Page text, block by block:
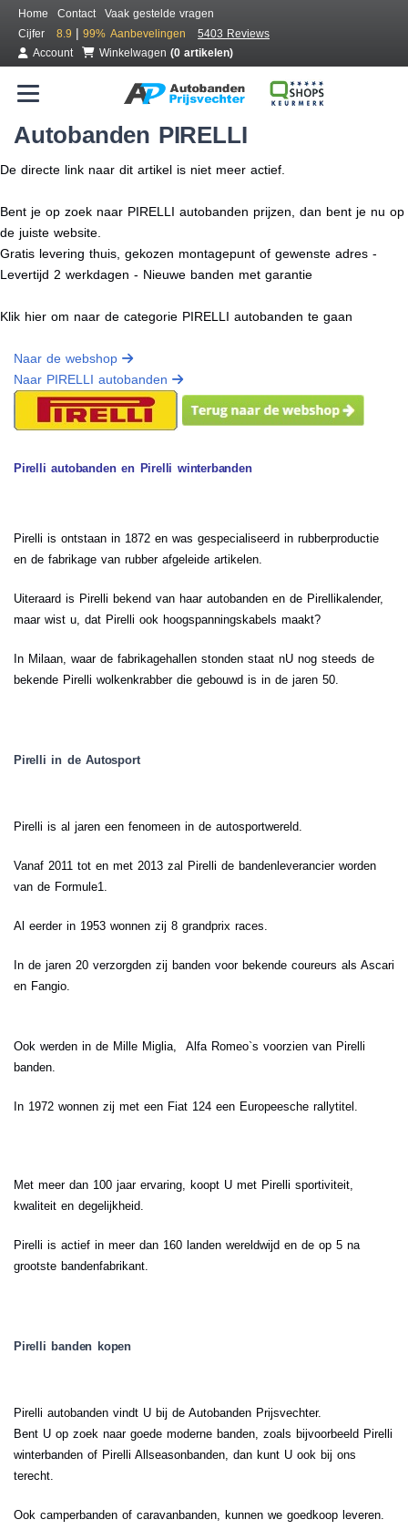
Home Contact
Vaak gestelde vragen
Cijfer
8.9 | 99% Aanbevelingen
5403 Reviews
Account
Winkelwagen (0 artikelen)
Autobanden PIRELLI
De directe link naar dit artikel is niet meer actief.
Bent je op zoek naar PIRELLI autobanden prijzen, dan bent je nu op
de juiste website.
Gratis levering thuis, gekozen montagepunt of gewenste adres -
Levertijd 2 werkdagen - Nieuwe banden met garantie
Klik hier om naar de categorie PIRELLI autobanden te gaan
Naar de webshop
Naar PIRELLI autobanden
Pirelli autobanden en Pirelli winterbanden
Pirelli is ontstaan in 1872 en was gespecialiseerd in rubberproductie
en de fabrikage van rubber afgeleide artikelen.
Uiteraard is Pirelli bekend van haar autobanden en de Pirellikalender,
maar wist u, dat Pirelli ook hoogspanningskabels maakt?
In Milaan, waar de fabrikagehallen stonden staat nU nog steeds de
bekende Pirelli wolkenkrabber die gebouwd is in de jaren 50.
Pirelli in de Autosport
Pirelli is al jaren een fenomeen in de autosportwereld.
Vanaf 2011 tot en met 2013 zal Pirelli de bandenleverancier worden
van de Formule1.
Al eerder in 1953 wonnen zij 8 grandprix races.
In de jaren 20 verzorgden zij banden voor bekende coureurs als Ascari
en Fangio.
Ook werden in de Mille Miglia, Alfa Romeo`s voorzien van Pirelli
banden.
In 1972 wonnen zij met een Fiat 124 een Europeesche rallytitel.
Met meer dan 100 jaar ervaring, koopt U met Pirelli sportiviteit,
kwaliteit en degelijkheid.
Pirelli is actief in meer dan 160 landen wereldwijd en de op 5 na
grootste bandenfabrikant.
Pirelli banden kopen
Pirelli autobanden vindt U bij de Autobanden Prijsvechter.
Bent U op zoek naar goede moderne banden, zoals bijvoorbeeld Pirelli
winterbanden of Pirelli Allseasonbanden, dan kunt U ook bij ons
terecht.
Ook camperbanden of caravanbanden, kunnen we goedkoop leveren.